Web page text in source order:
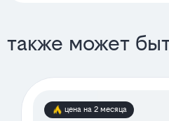
также может
цена на 2 месяца